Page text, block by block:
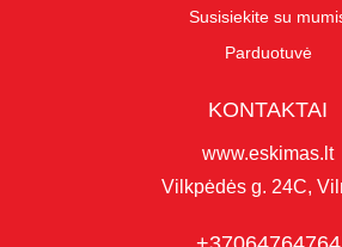
Susisiekite su
Parduotuvė
KONTAKTAI
www.eskimas.lt
Vilkpėdės g. 24C,